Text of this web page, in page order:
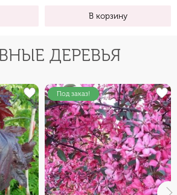
В корзину
ДЕРЕВЬЯ
Под заказ!